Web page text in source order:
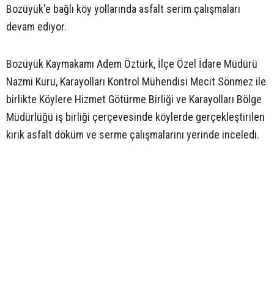
Bozüyük'e bağlı köy yollarında asfalt serim çalışmaları
devam ediyor.
Bozüyük Kaymakamı Adem Öztürk, İlçe Özel İdare Müdürü
Nazmi Kuru, Karayolları Kontrol Mühendisi Mecit Sönmez ile
birlikte Köylere Hizmet Götürme Birliği ve Karayolları Bölge
Müdürlüğü iş birliği çerçevesinde köylerde gerçekleştirilen
kırık asfalt döküm ve serme çalışmalarını yerinde inceledi.